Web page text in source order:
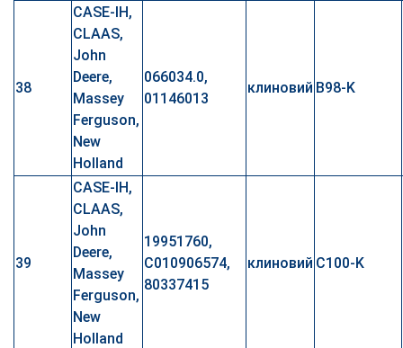
38
CASE-IH,
CLAAS,
John
Deere,
Massey
Ferguson,
New
Holland
066034.0,
01146013
клиновий B98-K
39
CASE-IH,
CLAAS,
John
Deere,
Massey
Ferguson,
New
Holland
19951760,
C010906574,
80337415
клиновий C100-K